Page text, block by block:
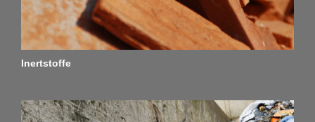
Inertstoffe